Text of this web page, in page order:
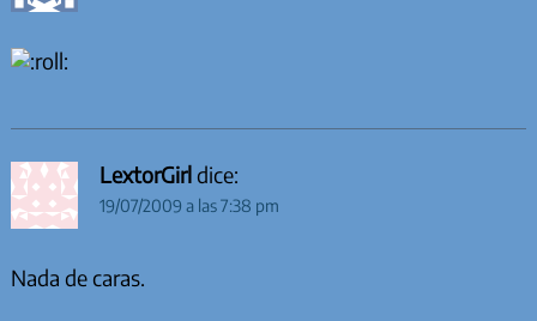
LextorGirl dice:
19/07/2009 a las 7:38 pm
Nada de caras.